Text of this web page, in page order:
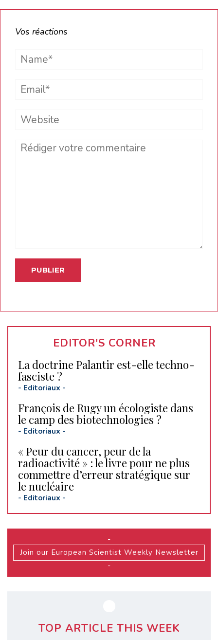
Vos réactions
Name*
Email*
Website
Comment
EDITOR'S CORNER
La doctrine Palantir est-elle techno-
fasciste ?
- Editoriaux -
François de Rugy un écologiste dans
le camp des biotechnologies ?
- Editoriaux -
« Peur du cancer, peur de la
radioactivité » : le livre pour ne plus
commettre d’erreur stratégique sur
le nucléaire
- Editoriaux -
-
Join our European Scientist Weekly Newsletter
-
TOP ARTICLE THIS WEEK